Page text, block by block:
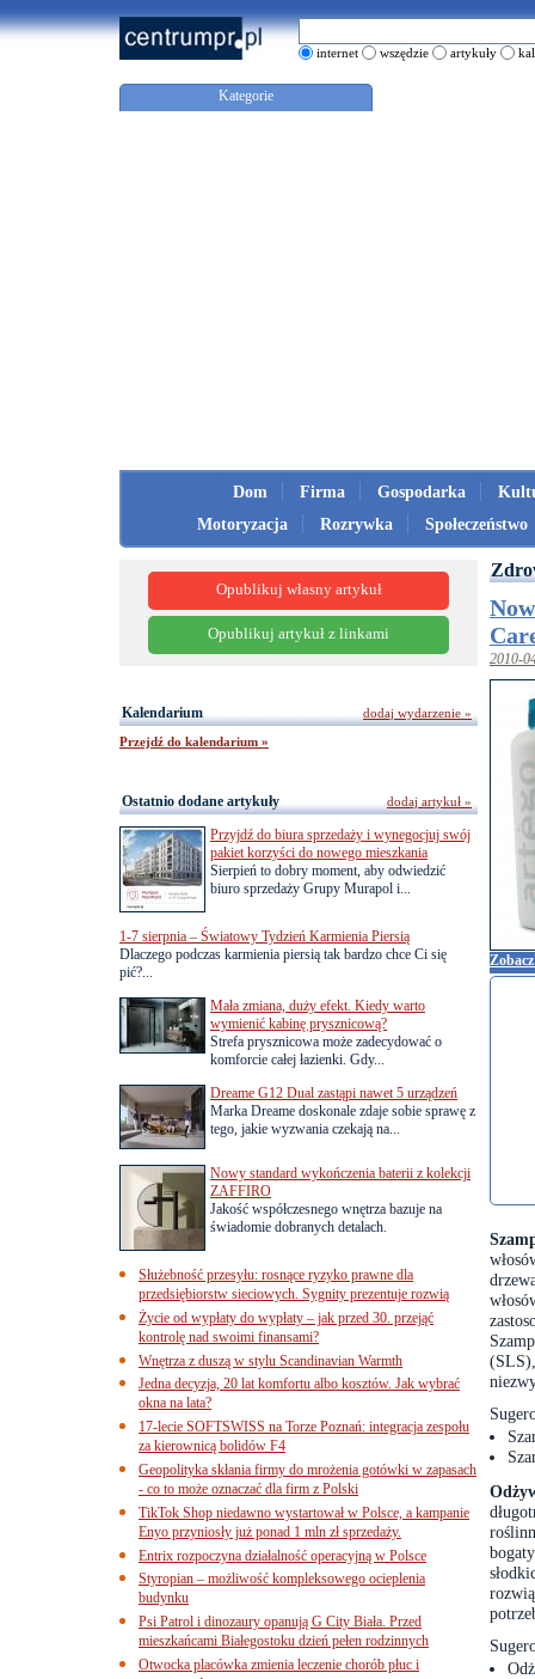
internet wszędzie artykuły
Kategorie
Dom Firma Gospodarka
Motoryzacja
Rozrywka Społeczeństwo
2010-
Opublikuj własny artykuł
Opublikuj artykuł z linkami
Kalendarium
Przejdź do kalendarium »
dodaj wydarzenie »
Ostatnio dodane artykuły
Przyjdź do biura sprzedaży i wynegocjuj swój
pakiet korzyści do nowego mieszkania
Sierpień to dobry moment, aby odwiedzić
biuro sprzedaży Grupy Murapol i...
1-7 sierpnia – Światowy Tydzień Karmienia Piersią
Dlaczego podczas karmienia piersią tak bardzo chce Ci się
pić?...
Mała zmiana, duży efekt. Kiedy warto
wymienić kabinę prysznicową?
Strefa prysznicowa może zadecydować o
komforcie całej łazienki. Gdy...
Dreame G12 Dual zastąpi nawet 5 urządzeń
Marka Dreame doskonale zdaje sobie sprawę z
tego, jakie wyzwania czekają na...
Nowy standard wykończenia baterii z kolekcji
ZAFFIRO
Jakość współczesnego wnętrza bazuje na
świadomie dobranych detalach.
Służebność przesyłu: rosnące ryzyko prawne dla
przedsiębiorstw sieciowych. Sygnity prezentuje rozwią
Życie od wypłaty do wypłaty – jak przed 30. przejąć
kontrolę nad swoimi finansami?
Wnętrza z duszą w stylu Scandinavian Warmth
Jedna decyzja, 20 lat komfortu albo kosztów. Jak wybrać
okna na lata?
17-lecie SOFTSWISS na Torze Poznań: integracja zespołu
za kierownicą bolidów F4
Geopolityka skłania firmy do mrożenia gotówki w zapasach
- co to może oznaczać dla firm z Polski
TikTok Shop niedawno wystartował w Polsce, a kampanie
Enyo przyniosły już ponad 1 mln zł sprzedaży.
Entrix rozpoczyna działalność operacyjną w Polsce
Styropian – możliwość kompleksowego ocieplenia
budynku
Psi Patrol i dinozaury opanują G City Biała. Przed
mieszkańcami Białegostoku dzień pełen rodzinnych
Otwocka placówka zmienia leczenie chorób płuc i
dodaj artykuł »